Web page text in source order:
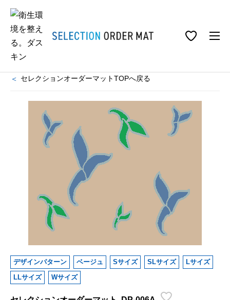
ホーム 事業所用衛生商品 マット
セレクションオーダーマット
デザインパターンのマット一覧
セレクションオーダーマットTOPへ戻る
デザインパターン ベージュ Sサイズ SLサイズ
Lサイズ
LLサイズ
Wサイズ